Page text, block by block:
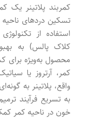
کمربند پلاتینر یک
تسکین دردهای
کلاک پالس) به
محصول به‌ویژه برای
کمر، آرتروز یا
واقع، پلاتینر به
به تسریع فرآیند
خون در ناحیه کمر